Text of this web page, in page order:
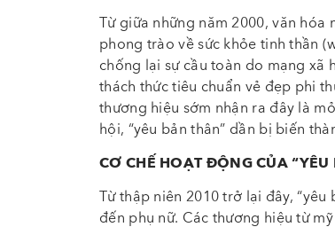
Từ giữa những năm 2000, văn hóa
phong trào về sức khỏe tinh thần
chống lại sự cầu toàn do mạng xã
thách thức tiêu chuẩn vẻ đẹp phi
thương hiệu sớm nhận ra đây là
hội, “yêu bản thân” dần bị biến
CƠ CHẾ HOẠT ĐỘNG CỦA
Từ thập niên 2010 trở lại đây,
đến phụ nữ. Các thương hiệu từ